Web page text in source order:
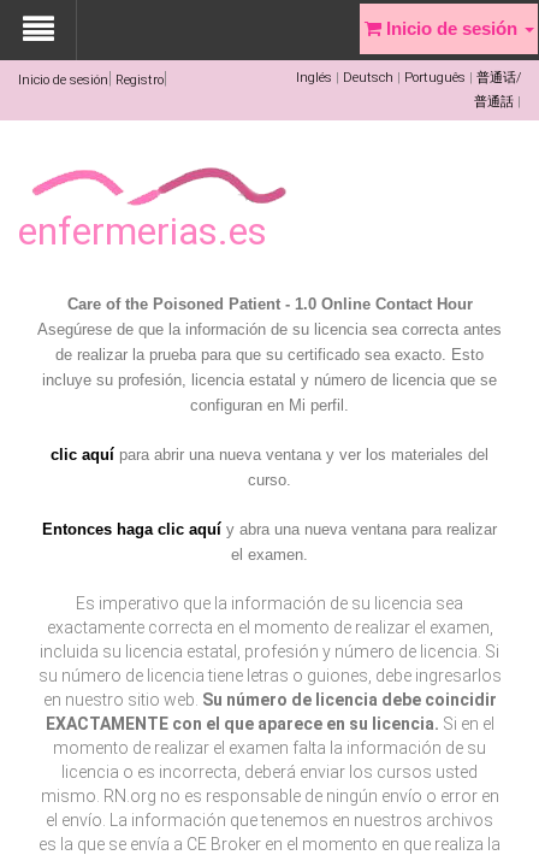
Inicio de sesión Registro Inglés Deutsch Português
普通话/
普通話
enfermerias.es
Inicio de sesión
Care of the Poisoned Patient - 1.0 Online Contact Hour
Asegúrese de que la información de su licencia sea correcta antes
de realizar la prueba para que su certificado sea exacto. Esto
incluye su profesión, licencia estatal y número de licencia que se
configuran en Mi perfil.
clic aquí para abrir una nueva ventana y ver los materiales del
curso.
Entonces haga clic aquí y abra una nueva ventana para realizar
el examen.
Es imperativo que la información de su licencia sea
exactamente correcta en el momento de realizar el examen,
incluida su licencia estatal, profesión y número de licencia. Si
su número de licencia tiene letras o guiones, debe ingresarlos
en nuestro sitio web. Su número de licencia debe coincidir
EXACTAMENTE con el que aparece en su licencia. Si en el
momento de realizar el examen falta la información de su
licencia o es incorrecta, deberá enviar los cursos usted
mismo. RN.org no es responsable de ningún envío o error en
el envío. La información que tenemos en nuestros archivos
es la que se envía a CE Broker en el momento en que realiza la